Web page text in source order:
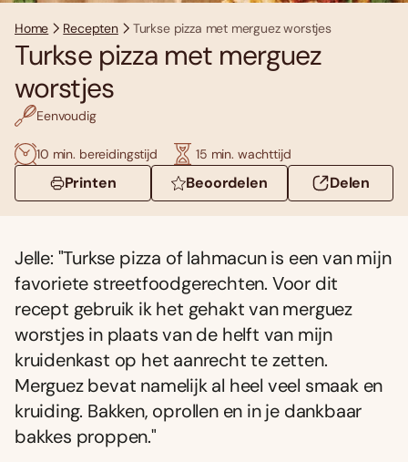
Home Recepten Turkse pizza met merguez worstjes
Turkse pizza met merguez
worstjes
Eenvoudig
10 min. bereidingstijd 15 min. wachttijd
Printen Beoordelen Delen
Jelle: "Turkse pizza of lahmacun is een van mijn
favoriete streetfoodgerechten. Voor dit
recept gebruik ik het gehakt van merguez
worstjes in plaats van de helft van mijn
kruidenkast op het aanrecht te zetten.
Merguez bevat namelijk al heel veel smaak en
kruiding. Bakken, oprollen en in je dankbaar
bakkes proppen."